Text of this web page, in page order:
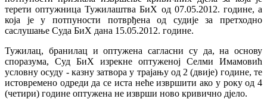
терети оптужница Тужилаштва БиХ од 07.05.2012. године, а
која је у потпуности потврђена од судије за претходно
саслушање Суда БиХ дана 15.05.2012. године.
Тужилац, бранилац и оптужена сагласни су да, на основу
споразума, Суд БиХ изрекне оптуженој Селми Имамовић
условну осуду - казну затвора у трајању од 2 (двије) године, те
истовремено одреди да се иста неће извршити ако у року од 4
(четири) године оптужена не изврши ново кривично дјело.